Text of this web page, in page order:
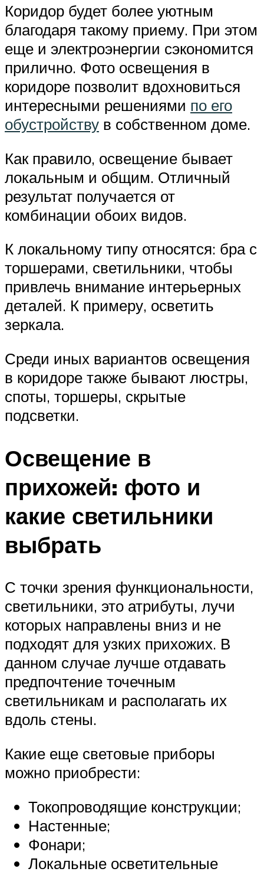
Коридор будет более уютным
благодаря такому приему. При этом
еще и электроэнергии сэкономится
прилично. Фото освещения в
коридоре позволит вдохновиться
интересными решениями по его
обустройству в собственном доме.
Как правило, освещение бывает
локальным и общим. Отличный
результат получается от
комбинации обоих видов.
К локальному типу относятся: бра с
торшерами, светильники, чтобы
привлечь внимание интерьерных
деталей. К примеру, осветить
зеркала.
Среди иных вариантов освещения
в коридоре также бывают люстры,
споты, торшеры, скрытые
подсветки.
Освещение в
прихожей: фото и
какие светильники
выбрать
С точки зрения функциональности,
светильники, это атрибуты, лучи
которых направлены вниз и не
подходят для узких прихожих. В
данном случае лучше отдавать
предпочтение точечным
светильникам и располагать их
вдоль стены.
Какие еще световые приборы
можно приобрести:
Токопроводящие конструкции;
Настенные;
Фонари;
Локальные осветительные